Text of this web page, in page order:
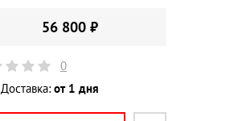
56 800 ₽
0
Доставка: от 1 дня